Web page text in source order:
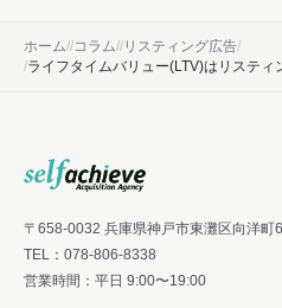
ホーム コラム
リスティング広告
ライフタイムバリュー(LTV)はリスティ
〒658-0032 兵庫県神戸市東灘区向洋町
TEL： 078-806-8338
営業時間：平日 9:00〜19:00